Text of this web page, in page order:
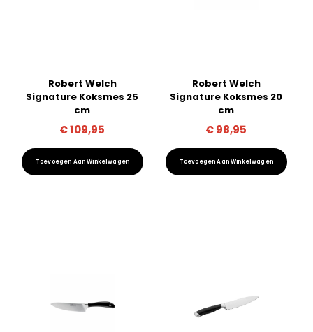
Robert Welch
Signature Koksmes 25
cm
€109,95
Toevoegen Aan Winkelwagen
Robert Welch
Signature Koksmes 20
cm
€98,95
Toevoegen Aan Winkelwagen